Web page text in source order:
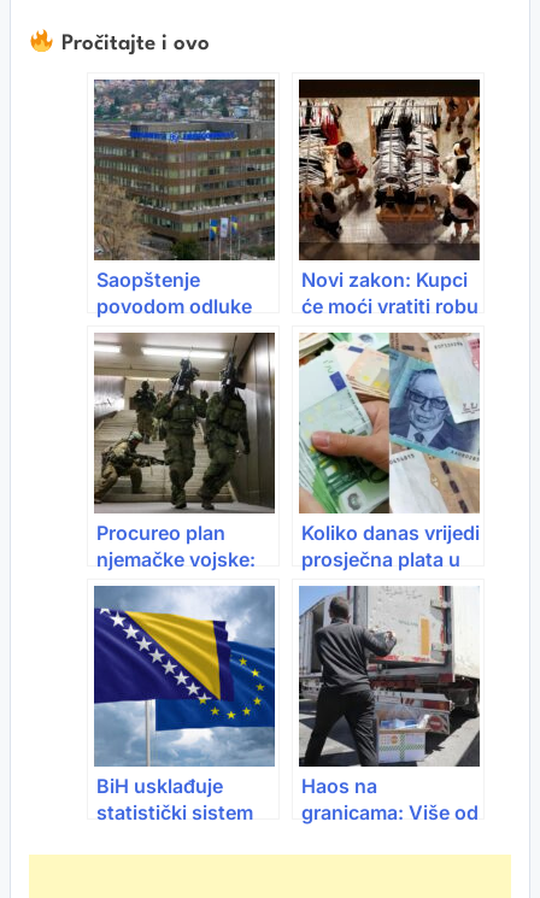
Pročitajte i ovo
Saopštenje
povodom odluke
Evropske unije o
postepenoj zabrani
uvoza ruskog
prirodnog gasa
Novi zakon: Kupci
će moći vratiti robu
bez objašnjenja
Procureo plan
njemačke vojske:
Pripreme za ratni
scenarij već traju
Koliko danas vrijedi
prosječna plata u
BiH? Poređenje sa
zemljama regiona i
Evropske unije
BiH usklađuje
statistički sistem
Haos na
granicama: Više od